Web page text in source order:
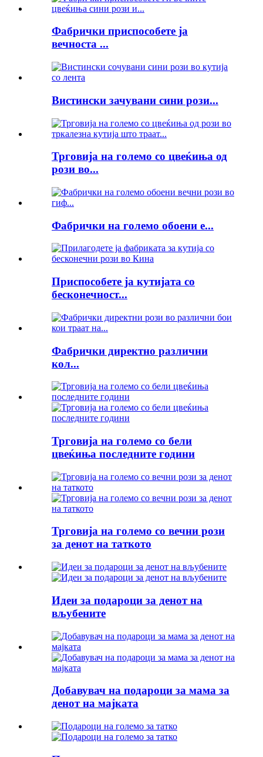
Фабрички приспособете ја
вечноста ...
Вистински зачувани сини рози...
Трговија на големо со цвеќиња од
рози во...
Фабрички на големо обоени е...
Приспособете ја кутијата со
бесконечност...
Фабрички директно различни
кол...
Трговија на големо со бели
цвеќиња последните години
Трговија на големо со вечни рози
за денот на таткото
Идеи за подароци за денот на
вљубените
Добавувач на подароци за мама за
денот на мајката